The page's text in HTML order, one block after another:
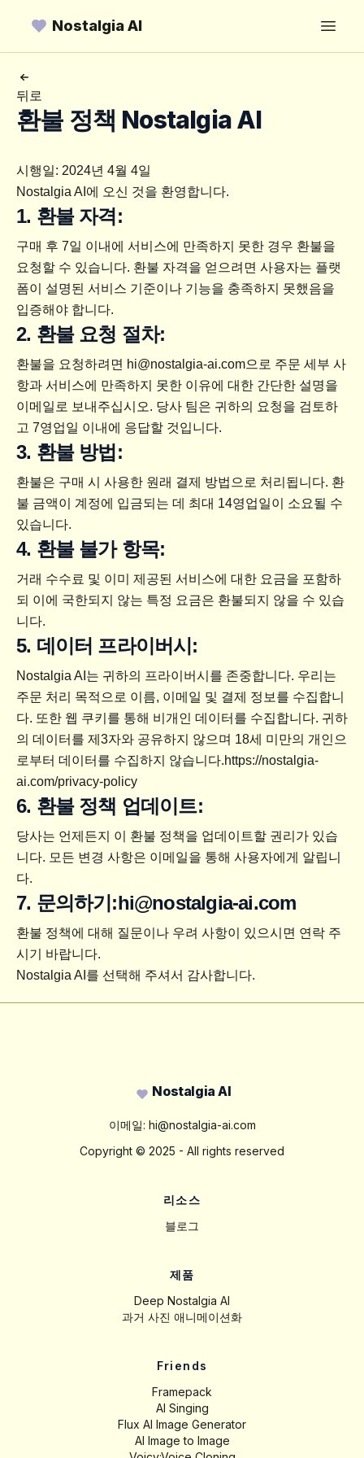
Nostalgia AI
Open
뒤로
환불 정책 Nostalgia AI
시행일: 2024년 4월 4일
Nostalgia AI에 오신 것을 환영합니다.
1. 환불 자격:
구매 후 7일 이내에 서비스에 만족하지 못한 경우 환불을
요청할 수 있습니다. 환불 자격을 얻으려면 사용자는 플랫
폼이 설명된 서비스 기준이나 기능을 충족하지 못했음을
입증해야 합니다.
2. 환불 요청 절차:
환불을 요청하려면 hi@nostalgia-ai.com으로 주문 세부 사
항과 서비스에 만족하지 못한 이유에 대한 간단한 설명을
이메일로 보내주십시오. 당사 팀은 귀하의 요청을 검토하
고 7영업일 이내에 응답할 것입니다.
3. 환불 방법:
환불은 구매 시 사용한 원래 결제 방법으로 처리됩니다. 환
불 금액이 계정에 입금되는 데 최대 14영업일이 소요될 수
있습니다.
4. 환불 불가 항목:
거래 수수료 및 이미 제공된 서비스에 대한 요금을 포함하
되 이에 국한되지 않는 특정 요금은 환불되지 않을 수 있습
니다.
5. 데이터 프라이버시:
Nostalgia AI는 귀하의 프라이버시를 존중합니다. 우리는
주문 처리 목적으로 이름, 이메일 및 결제 정보를 수집합니
다. 또한 웹 쿠키를 통해 비개인 데이터를 수집합니다. 귀하
의 데이터를 제3자와 공유하지 않으며 18세 미만의 개인으
로부터 데이터를 수집하지 않습니다.https://nostalgia-
ai.com/privacy-policy
6. 환불 정책 업데이트:
당사는 언제든지 이 환불 정책을 업데이트할 권리가 있습
니다. 모든 변경 사항은 이메일을 통해 사용자에게 알립니
다.
7. 문의하기:hi@nostalgia-ai.com
환불 정책에 대해 질문이나 우려 사항이 있으시면 연락 주
시기 바랍니다.
Nostalgia AI를 선택해 주셔서 감사합니다.
Nostalgia AI
이메일: hi@nostalgia-ai.com
Copyright © 2025 - All rights reserved
리소스
블로그
제품
Deep Nostalgia AI
과거 사진 애니메이션화
Friends
Framepack
AI Singing
Flux AI Image Generator
AI Image to Image